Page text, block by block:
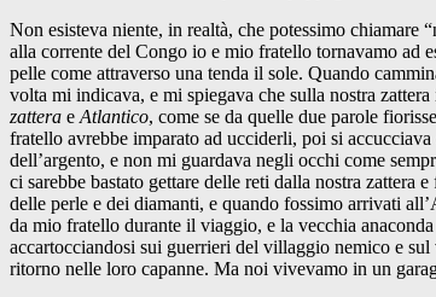
Non esisteva niente, in realtà, che potessimo
alla corrente del Congo io e mio fratello tornavamo ad
pelle come attraverso una tenda il sole. Quando
volta mi indicava, e mi spiegava che sulla nostra
zattera e Atlantico, come se da quelle due parole
fratello avrebbe imparato ad ucciderli, poi si
dell’argento, e non mi guardava negli occhi come
ci sarebbe bastato gettare delle reti dalla nostra zattera
delle perle e dei diamanti, e quando fossimo arrivati
da mio fratello durante il viaggio, e la vecchia
accartocciandosi sui guerrieri del villaggio nemico e
ritorno nelle loro capanne. Ma noi vivevamo in un